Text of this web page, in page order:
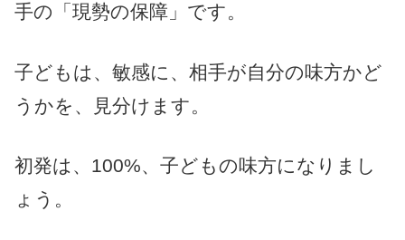
手の「現勢の保障」です。
子どもは、敏感に、相手が自分の味方かど
うかを、見分けます。
初発は、100%、子どもの味方になりまし
ょう。